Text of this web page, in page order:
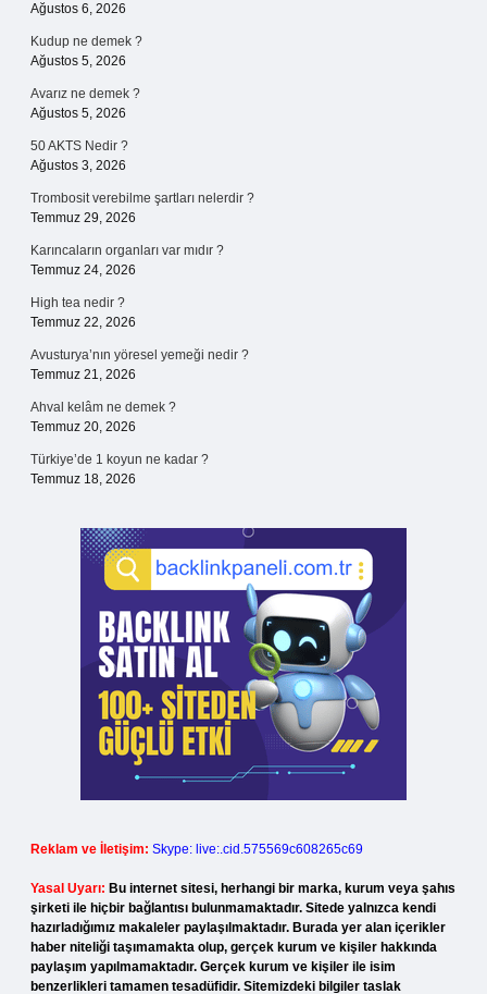
Ağustos 6, 2026
Kudup ne demek ?
Ağustos 5, 2026
Avarız ne demek ?
Ağustos 5, 2026
50 AKTS Nedir ?
Ağustos 3, 2026
Trombosit verebilme şartları nelerdir ?
Temmuz 29, 2026
Karıncaların organları var mıdır ?
Temmuz 24, 2026
High tea nedir ?
Temmuz 22, 2026
Avusturya’nın yöresel yemeği nedir ?
Temmuz 21, 2026
Ahval kelâm ne demek ?
Temmuz 20, 2026
Türkiye’de 1 koyun ne kadar ?
Temmuz 18, 2026
Reklam ve İletişim: Skype: live:.cid.575569c608265c69
Yasal Uyarı: Bu internet sitesi, herhangi bir marka, kurum veya şahıs
şirketi ile hiçbir bağlantısı bulunmamaktadır. Sitede yalnızca kendi
hazırladığımız makaleler paylaşılmaktadır. Burada yer alan içerikler
haber niteliği taşımamakta olup, gerçek kurum ve kişiler hakkında
paylaşım yapılmamaktadır. Gerçek kurum ve kişiler ile isim
benzerlikleri tamamen tesadüfidir. Sitemizdeki bilgiler taslak